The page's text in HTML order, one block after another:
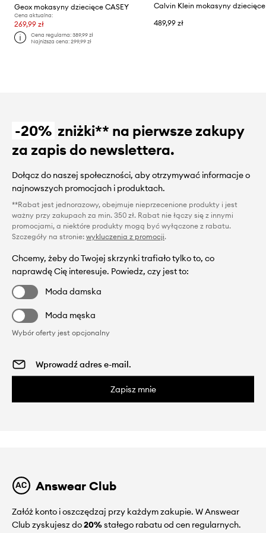
Geox mokasyny dziecięce CASEY
Cena aktualna:
269,99 zł
Cena regularna:389,99 zł
Najniższa cena:299,99 zł
Calvin Klein mokasyny dziecięce
489,99 zł
-20% zniżki** na pierwsze zakupy
za zapis do newslettera.
Dołącz do naszej społeczności, aby otrzymywać informacje o
najnowszych promocjach i produktach.
**Rabat jest jednorazowy, obejmuje nieprzecenione produkty i jest
ważny przy zakupach za min. 350 zł. Rabat nie łączy się z innymi
promocjami, a niektóre produkty mogą być wyłączone z rabatu.
Szczegóły na stronie: wykluczenia z promocji.
Chcemy, żeby do Twojej skrzynki trafiało tylko to, co
naprawdę Cię interesuje. Powiedz, czy jest to:
Moda damska
Moda męska
Wybór oferty jest opcjonalny
Zapisz mnie
Answear Club
Załóż konto i oszczędzaj przy każdym zakupie. W Answear
Club zyskujesz do20%stałego rabatu od cen regularnych.